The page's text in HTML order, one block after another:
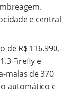
e central
de R$ 116.990,
Firefly e
malas de 370
automático e